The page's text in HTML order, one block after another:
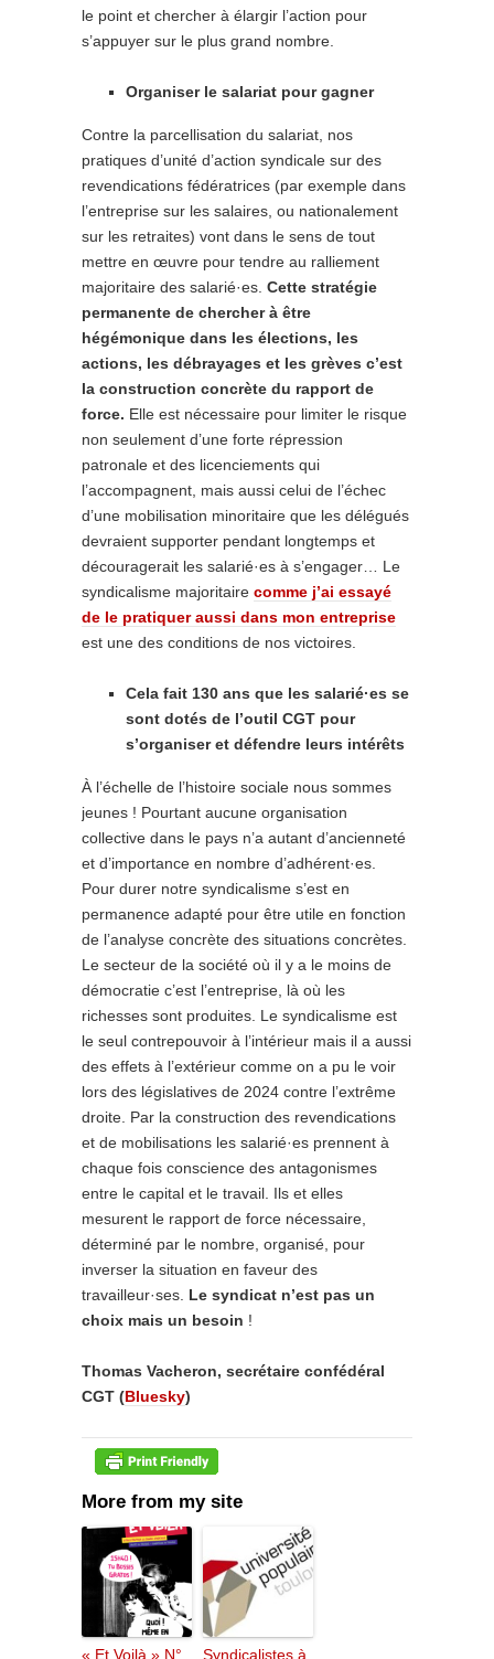
le point et chercher à élargir l’action pour
s’appuyer sur le plus grand nombre.
Organiser le salariat pour gagner
Contre la parcellisation du salariat, nos
pratiques d’unité d’action syndicale sur des
revendications fédératrices (par exemple dans
l’entreprise sur les salaires, ou nationalement
sur les retraites) vont dans le sens de tout
mettre en œuvre pour tendre au ralliement
majoritaire des salarié·es. Cette stratégie
permanente de chercher à être
hégémonique dans les élections, les
actions, les débrayages et les grèves c’est
la construction concrète du rapport de
force. Elle est nécessaire pour limiter le risque
non seulement d’une forte répression
patronale et des licenciements qui
l’accompagnent, mais aussi celui de l’échec
d’une mobilisation minoritaire que les délégués
devraient supporter pendant longtemps et
découragerait les salarié·es à s’engager… Le
syndicalisme majoritaire comme j’ai essayé
de le pratiquer aussi dans mon entreprise
est une des conditions de nos victoires.
Cela fait 130 ans que les salarié·es se
sont dotés de l’outil CGT pour
s’organiser et défendre leurs intérêts
À l’échelle de l’histoire sociale nous sommes
jeunes ! Pourtant aucune organisation
collective dans le pays n’a autant d’ancienneté
et d’importance en nombre d’adhérent·es.
Pour durer notre syndicalisme s’est en
permanence adapté pour être utile en fonction
de l’analyse concrète des situations concrètes.
Le secteur de la société où il y a le moins de
démocratie c’est l’entreprise, là où les
richesses sont produites. Le syndicalisme est
le seul contrepouvoir à l’intérieur mais il a aussi
des effets à l’extérieur comme on a pu le voir
lors des législatives de 2024 contre l’extrême
droite. Par la construction des revendications
et de mobilisations les salarié·es prennent à
chaque fois conscience des antagonismes
entre le capital et le travail. Ils et elles
mesurent le rapport de force nécessaire,
déterminé par le nombre, organisé, pour
inverser la situation en faveur des
travailleur·ses. Le syndicat n’est pas un
choix mais un besoin !
Thomas Vacheron, secrétaire confédéral
CGT (Bluesky)
More from my site
« Et Voilà » N° Syndicalistes à